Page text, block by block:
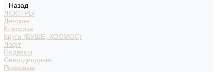
Назад
ЛЮСТРЫ
Детские
Классика
Круги (БУШЕ, КОСМОС)
Лофт
Подвесы
Светодиодные
Рожковые